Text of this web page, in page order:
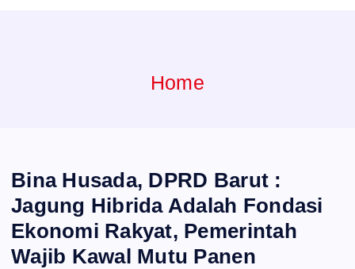
Home
Bina Husada, DPRD Barut :
Jagung Hibrida Adalah Fondasi
Ekonomi Rakyat, Pemerintah
Wajib Kawal Mutu Panen